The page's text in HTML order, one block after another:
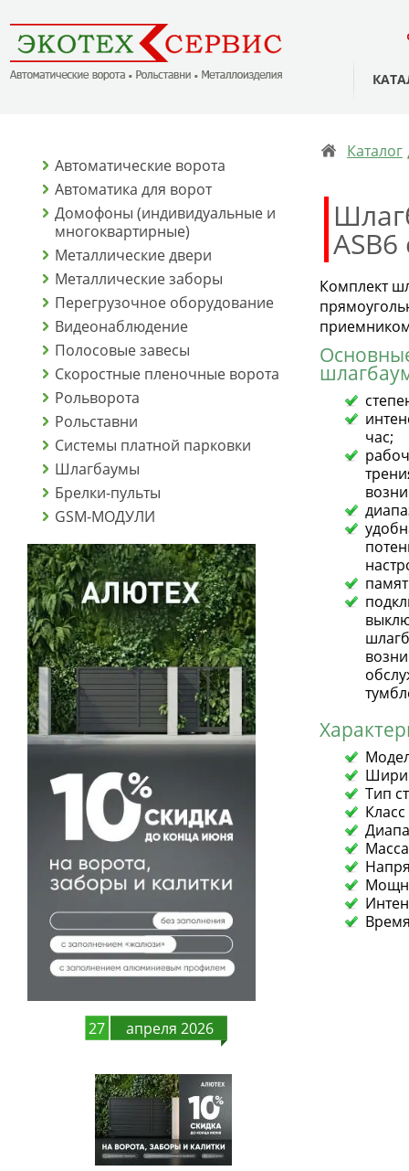
Автоматические ворота
Автоматика для ворот
Домофоны (индивидуальные и
многоквартирные)
Металлические двери
Металлические заборы
Перегрузочное оборудование
Видеонаблюдение
Полосовые завесы
Скоростные пленочные ворота
Рольворота
Рольставни
Системы платной парковки
Шлагбаумы
Брелки-пульты
GSM-МОДУЛИ
27 апреля 2026
Каталог
Комплект
час;
Тип